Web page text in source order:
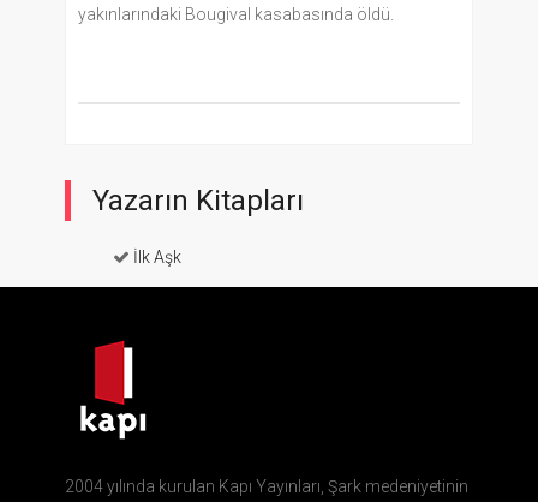
yakınlarındaki Bougival kasabasında öldü.
Yazarın Kitapları
İlk Aşk
2004 yılında kurulan Kapı Yayınları, Şark medeniyetinin